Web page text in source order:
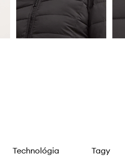
Technológia Tagy